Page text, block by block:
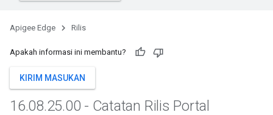
Apigee Edge Rilis
Apakah informasi ini membantu?
KIRIM MASUKAN
16.08.25.00 - Catatan Rilis Portal